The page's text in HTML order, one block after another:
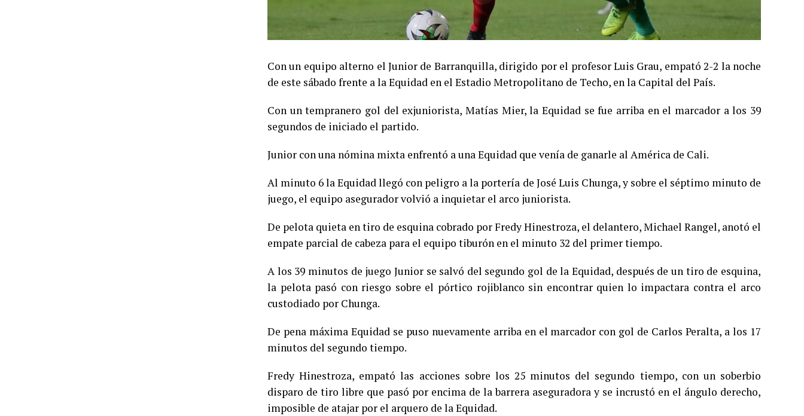
Con un equipo alterno el Junior de Barranquilla, dirigido por el profesor Luis Grau, empató 2-2 la noche
de este sábado frente a la Equidad en el Estadio Metropolitano de Techo, en la Capital del País.
Con un tempranero gol del exjuniorista, Matías Mier, la Equidad se fue arriba en el marcador a los 39
segundos de iniciado el partido.
Junior con una nómina mixta enfrentó a una Equidad que venía de ganarle al América de Cali.
Al minuto 6 la Equidad llegó con peligro a la portería de José Luis Chunga, y sobre el séptimo minuto de
juego, el equipo asegurador volvió a inquietar el arco juniorista.
De pelota quieta en tiro de esquina cobrado por Fredy Hinestroza, el delantero, Michael Rangel, anotó el
empate parcial de cabeza para el equipo tiburón en el minuto 32 del primer tiempo.
A los 39 minutos de juego Junior se salvó del segundo gol de la Equidad, después de un tiro de esquina,
la pelota pasó con riesgo sobre el pórtico rojiblanco sin encontrar quien lo impactara contra el arco
custodiado por Chunga.
De pena máxima Equidad se puso nuevamente arriba en el marcador con gol de Carlos Peralta, a los 17
minutos del segundo tiempo.
Fredy Hinestroza, empató las acciones sobre los 25 minutos del segundo tiempo, con un soberbio
disparo de tiro libre que pasó por encima de la barrera aseguradora y se incrustó en el ángulo derecho,
imposible de atajar por el arquero de la Equidad.